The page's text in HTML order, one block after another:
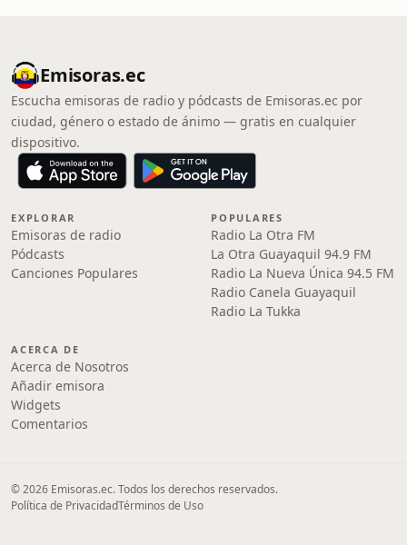
Emisoras.ec
Escucha emisoras de radio y pódcasts de Emisoras.ec por
ciudad, género o estado de ánimo — gratis en cualquier
dispositivo.
EXPLORAR
Emisoras de radio
Pódcasts
Canciones Populares
POPULARES
Radio La Otra FM
La Otra Guayaquil 94.9 FM
Radio La Nueva Única 94.5 FM
Radio Canela Guayaquil
Radio La Tukka
ACERCA DE
Acerca de Nosotros
Añadir emisora
Widgets
Comentarios
© 2026 Emisoras.ec. Todos los derechos reservados.
Política de PrivacidadTérminos de Uso